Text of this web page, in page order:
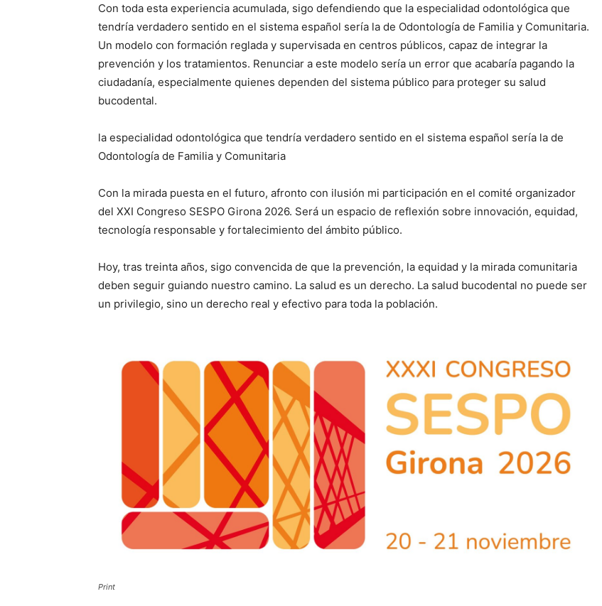
Con toda esta experiencia acumulada, sigo defendiendo que la especialidad odontológica que
tendría verdadero sentido en el sistema español sería la de Odontología de Familia y Comunitaria.
Un modelo con formación reglada y supervisada en centros públicos, capaz de integrar la
prevención y los tratamientos. Renunciar a este modelo sería un error que acabaría pagando la
ciudadanía, especialmente quienes dependen del sistema público para proteger su salud
bucodental.
la especialidad odontológica que tendría verdadero sentido en el sistema español sería la de
Odontología de Familia y Comunitaria
Con la mirada puesta en el futuro, afronto con ilusión mi participación en el comité organizador
del XXI Congreso SESPO Girona 2026. Será un espacio de reflexión sobre innovación, equidad,
tecnología responsable y fortalecimiento del ámbito público.
Hoy, tras treinta años, sigo convencida de que la prevención, la equidad y la mirada comunitaria
deben seguir guiando nuestro camino. La salud es un derecho. La salud bucodental no puede ser
un privilegio, sino un derecho real y efectivo para toda la población.
Print